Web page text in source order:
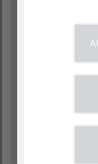
Zwei-